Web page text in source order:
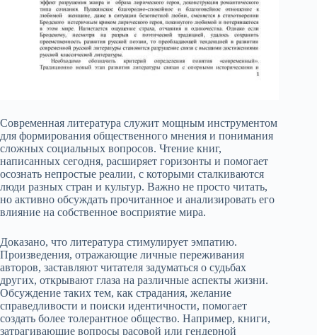
Современная литература служит мощным инструментом
для формирования общественного мнения и понимания
сложных социальных вопросов. Чтение книг,
написанных сегодня, расширяет горизонты и помогает
осознать непростые реалии, с которыми сталкиваются
люди разных стран и культур. Важно не просто читать,
но активно обсуждать прочитанное и анализировать его
влияние на собственное восприятие мира.
Доказано, что литература стимулирует эмпатию.
Произведения, отражающие личные переживания
авторов, заставляют читателя задуматься о судьбах
других, открывают глаза на различные аспекты жизни.
Обсуждение таких тем, как страдания, желание
справедливости и поиски идентичности, помогает
создать более толерантное общество. Например, книги,
затрагивающие вопросы расовой или гендерной